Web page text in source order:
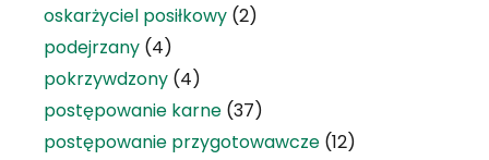
oskarżyciel posiłkowy (2)
podejrzany (4)
pokrzywdzony (4)
postępowanie karne (37)
postępowanie przygotowawcze (12)